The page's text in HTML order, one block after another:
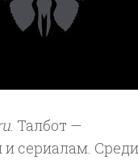
. Талбот —
сериалам. Среди